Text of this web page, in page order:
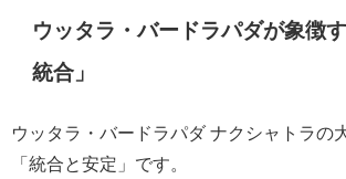
ウッタラ・バードラパダが象徴
統合」
ウッタラ・バードラパダ ナクシャトラの
「統合と安定」です。